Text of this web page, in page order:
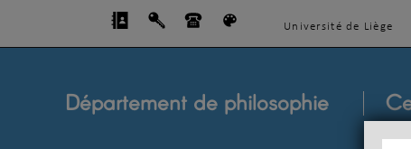
Université de Liège
Département de philosophie